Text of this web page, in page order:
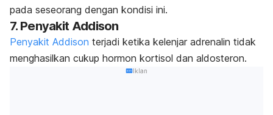
pada seseorang dengan kondisi ini.
7. Penyakit Addison
Penyakit Addison terjadi ketika kelenjar adrenalin tidak
menghasilkan cukup hormon kortisol dan aldosteron.
Iklan